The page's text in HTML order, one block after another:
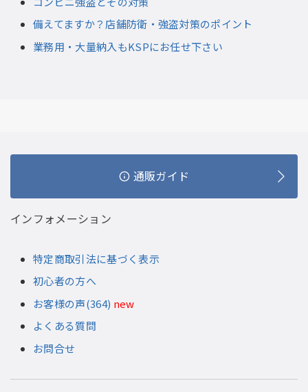
備えてますか？店舗防衛・強盗対策のポイント
業務用・大量納入もKSPにお任せ下さい
通販ガイド
インフォメーション
特定商取引法に基づく表示
初心者の方へ
お客様の声(364) new
よくある質問
お問合せ